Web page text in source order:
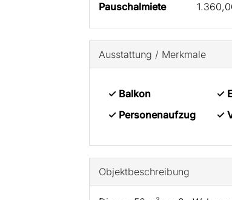
Pauschalmiete
Ausstattung / Merkmale
✓ Balkon
✓
✓ Personenaufzug
✓
Objekt­beschreibung